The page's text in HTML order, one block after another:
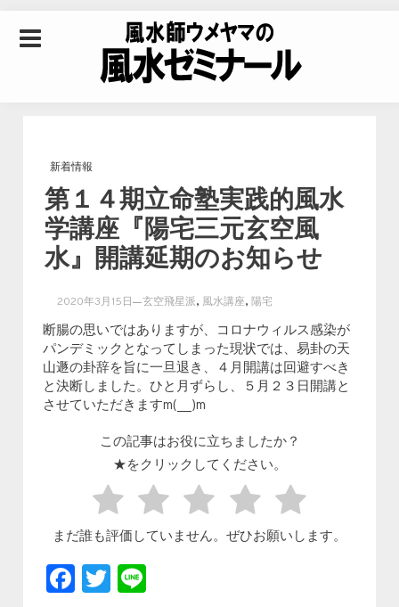
水ゼミナール｜風水
学・四柱推命学・易
学を合わせた立命講
座
新着情報
第１４期立命塾実践的風水
学講座『陽宅三元玄空風
水』開講延期のお知らせ
2020年3月15日 玄空飛星派,風水講座,陽宅
断腸の思いではありますが、コロナウィルス感染が
パンデミックとなってしまった現状では、易卦の天
山遯の卦辞を旨に一旦退き、４月開講は回避すべき
と決断しました。ひと月ずらし、５月２３日開講と
させていただきますm(__)m
この記事はお役に立ちましたか？
★をクリックしてください。
まだ誰も評価していません。ぜひお願いします。
Facebook
Twitter